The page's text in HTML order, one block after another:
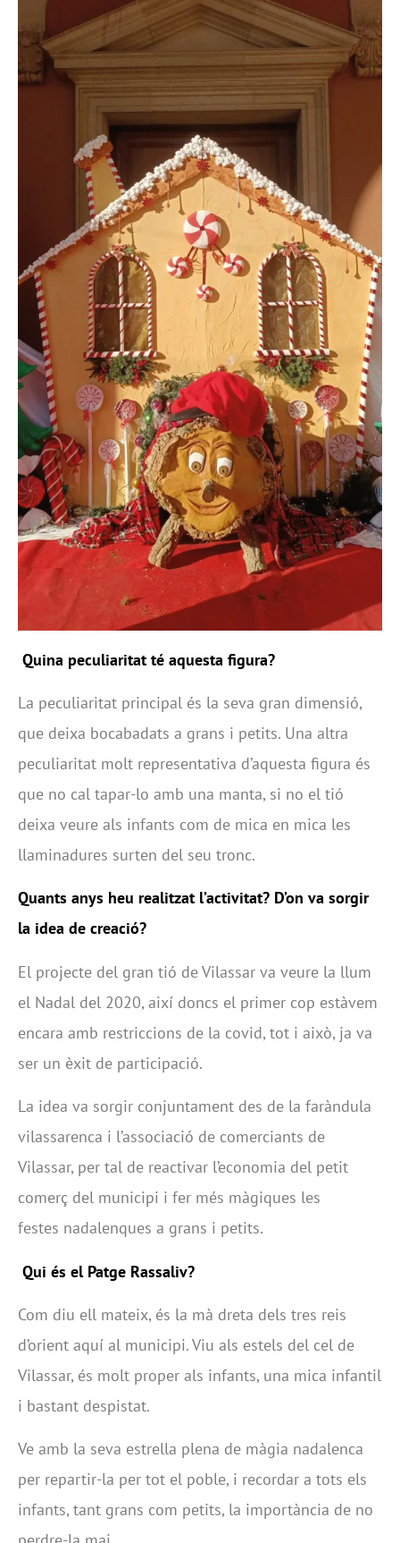
Quina peculiaritat té aquesta figura?
La peculiaritat principal és la seva gran dimensió,
que deixa bocabadats a grans i petits. Una altra
peculiaritat molt representativa d’aquesta figura és
que no cal tapar-lo amb una manta, si no el tió
deixa veure als infants com de mica en mica les
llaminadures surten del seu tronc.
Quants anys heu realitzat l’activitat? D’on va sorgir
la idea de creació?
El projecte del gran tió de Vilassar va veure la llum
el Nadal del 2020, així doncs el primer cop estàvem
encara amb restriccions de la covid, tot i això, ja va
ser un èxit de participació.
La idea va sorgir conjuntament des de la faràndula
vilassarenca i l’associació de comerciants de
Vilassar, per tal de reactivar l’economia del petit
comerç del municipi i fer més màgiques les
festes nadalenques a grans i petits.
Qui és el Patge Rassaliv?
Com diu ell mateix, és la mà dreta dels tres reis
d’orient aquí al municipi. Viu als estels del cel de
Vilassar, és molt proper als infants, una mica infantil
i bastant despistat.
Ve amb la seva estrella plena de màgia nadalenca
per repartir-la per tot el poble, i recordar a tots els
infants, tant grans com petits, la importància de no